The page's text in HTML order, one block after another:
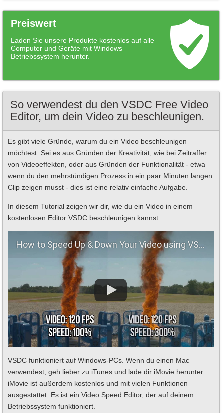
Preiswert
Laden Sie unsere Produkte kostenlos auf alle
Computer und Geräte mit Windows
Betriebssystem herunter.
So verwendest du den VSDC Free Video
Editor, um dein Video zu beschleunigen.
Es gibt viele Gründe, warum du ein Video beschleunigen
möchtest. Sei es aus Gründen der Kreativität, wie bei Zeitraffer
von Videoeffekten, oder aus Gründen der Funktionalität - etwa
wenn du den mehrstündigen Prozess in ein paar Minuten langen
Clip zeigen musst - dies ist eine relativ einfache Aufgabe.
In diesem Tutorial zeigen wir dir, wie du ein Video in einem
kostenlosen Editor VSDC beschleunigen kannst.
How to Speed Up & Down Your Video using VSDC Free Video Editor
VSDC funktioniert auf Windows-PCs. Wenn du einen Mac
verwendest, geh lieber zu iTunes und lade dir iMovie herunter.
iMovie ist außerdem kostenlos und mit vielen Funktionen
ausgestattet. Es ist ein Video Speed Editor, der auf deinem
Betriebssystem funktioniert.